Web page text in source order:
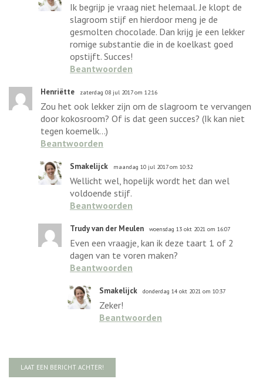
Ik begrijp je vraag niet helemaal. Je klopt de
slagroom stijf en hierdoor meng je de
gesmolten chocolade. Dan krijg je een lekker
romige substantie die in de koelkast goed
opstijft. Succes!
Beantwoorden
Henriëtte zaterdag 08 jul 2017 om 12:16
Zou het ook lekker zijn om de slagroom te vervangen
door kokosroom? Of is dat geen succes? (Ik kan niet
tegen koemelk...)
Beantwoorden
Smakelijck maandag 10 jul 2017 om 10:32
Wellicht wel, hopelijk wordt het dan wel
voldoende stijf.
Beantwoorden
Trudy van der Meulen woensdag 13 okt 2021 om 16:07
Even een vraagje, kan ik deze taart 1 of 2
dagen van te voren maken?
Beantwoorden
Smakelijck donderdag 14 okt 2021 om 10:37
Zeker!
Beantwoorden
LAAT EEN BERICHT ACHTER!